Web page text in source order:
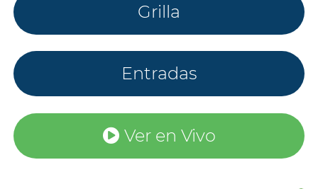
Grilla
Entradas
Ver en Vivo